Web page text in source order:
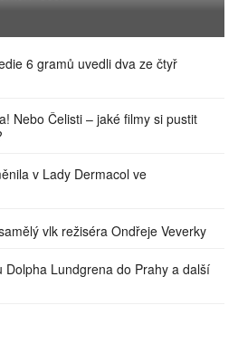
6 gramů uvedli dva ze čtyř
Nebo Čelisti – jaké filmy si pustit
v Lady Dermacol ve
vlk režiséra Ondřeje Veverky
Dolpha Lundgrena do Prahy a další